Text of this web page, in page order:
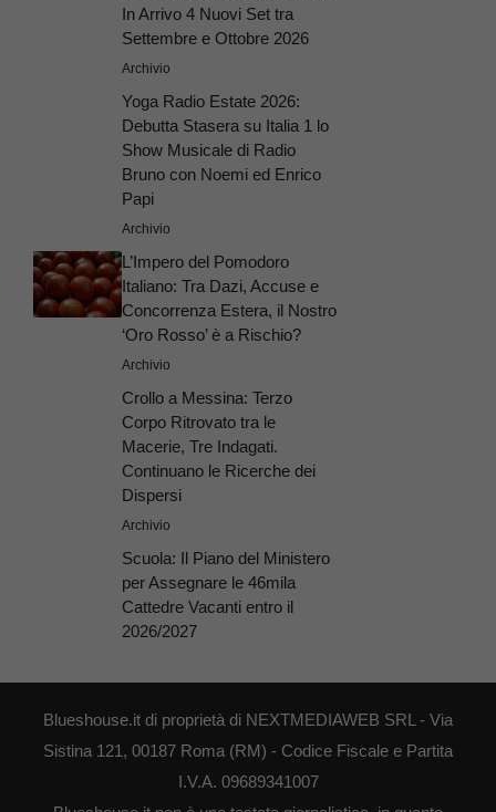
In Arrivo 4 Nuovi Set tra
Settembre e Ottobre 2026
Archivio
Yoga Radio Estate 2026:
Debutta Stasera su Italia 1 lo
Show Musicale di Radio
Bruno con Noemi ed Enrico
Papi
Archivio
L’Impero del Pomodoro
Italiano: Tra Dazi, Accuse e
Concorrenza Estera, il Nostro
‘Oro Rosso’ è a Rischio?
Archivio
Crollo a Messina: Terzo
Corpo Ritrovato tra le
Macerie, Tre Indagati.
Continuano le Ricerche dei
Dispersi
Archivio
Scuola: Il Piano del Ministero
per Assegnare le 46mila
Cattedre Vacanti entro il
2026/2027
Blueshouse.it di proprietà di NEXTMEDIAWEB SRL - Via
Sistina 121, 00187 Roma (RM) - Codice Fiscale e Partita
I.V.A. 09689341007